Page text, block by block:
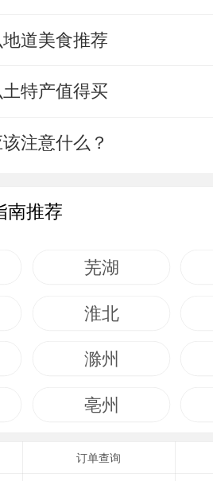
道美食推荐
特产值得买
注意什么？
南推荐
芜湖
淮北
滁州
亳州
订单查询